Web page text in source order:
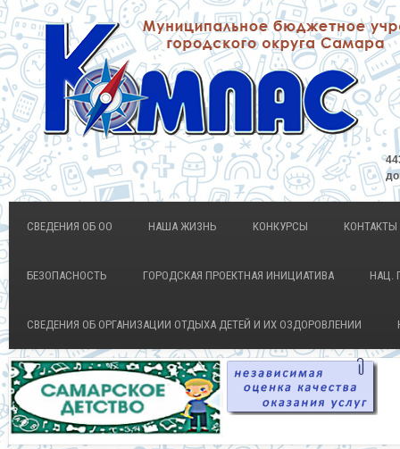
СВЕДЕНИЯ ОБ ОО НАША ЖИЗНЬ КОНКУРСЫ КОНТАКТЫ
БЕЗОПАСНОСТЬ ГОРОДСКАЯ ПРОЕКТНАЯ ИНИЦИАТИВА НАЦ.
СВЕДЕНИЯ ОБ ОРГАНИЗАЦИИ ОТДЫХА ДЕТЕЙ И ИХ ОЗДОРОВЛЕНИИ